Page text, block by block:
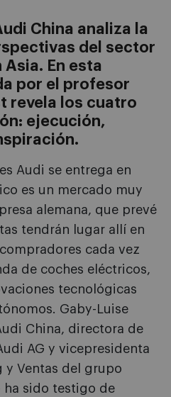
China analiza la
del sector
En esta
por el profesor
revela los cuatro
ejecución,
Audi se entrega en
es un mercado muy
alemana, que prevé
tendrán lugar allí en
cada vez
de coches eléctricos,
tecnológicas
Gaby-Luise
China, directora de
AG y vicepresidenta
y Ventas del grupo
ha sido testigo de